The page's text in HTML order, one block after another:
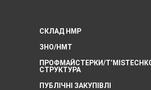
СКЛАД НМР
ЗНО/НМТ
ПРОФМАЙСТЕРКИ/
CТРУКТУРА
ПУБЛІЧНІ ЗАКУПІВЛІ